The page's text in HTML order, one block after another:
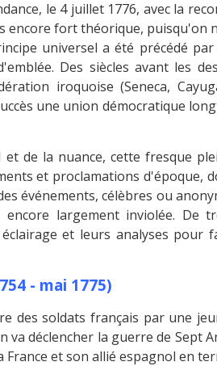
le 4 juillet 1776, avec la
encore fort théorique, puisqu'on
universel a été précédé
Des siècles avant les
iroquoise (Seneca,
une union démocratique
de la nuance, cette fresque
et proclamations d'époque,
événements, célèbres ou
largement inviolée. De
et leurs analyses pour
- mai 1775)
des soldats français par une
déclencher la guerre de Sept
et son allié espagnol en